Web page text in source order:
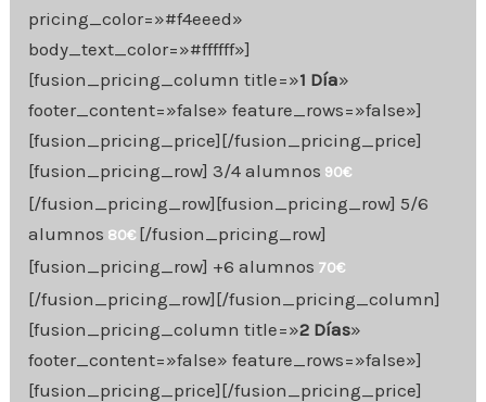
pricing_color=»#f4eeed»
body_text_color=»#ffffff»]
[fusion_pricing_column title=»1 Día»
footer_content=»false» feature_rows=»false»]
[fusion_pricing_price][/fusion_pricing_price]
[fusion_pricing_row] 3/4 alumnos 90€
[/fusion_pricing_row][fusion_pricing_row] 5/6
alumnos 80€ [/fusion_pricing_row]
[fusion_pricing_row] +6 alumnos 70€
[/fusion_pricing_row][/fusion_pricing_column]
[fusion_pricing_column title=»2 Días»
footer_content=»false» feature_rows=»false»]
[fusion_pricing_price][/fusion_pricing_price]